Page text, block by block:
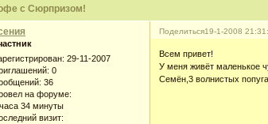
с Сюрпризом!
Поделиться19-1-2008
: 29-11-2007
0
36
на форуме:
34 минуты
визит:
Всем привет!
У меня живёт маленькое
Семён,3 волнистых